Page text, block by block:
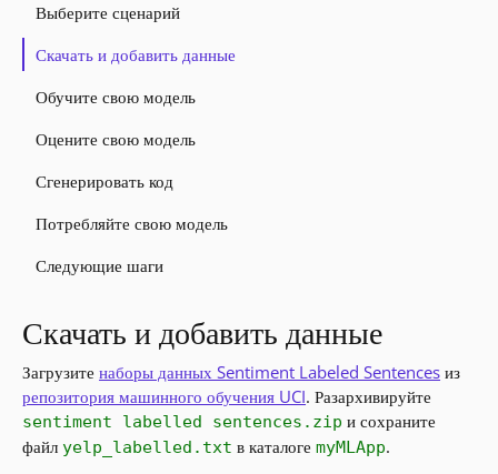
Выберите сценарий
Скачать и добавить данные
Обучите свою модель
Оцените свою модель
Сгенерировать код
Потребляйте свою модель
Следующие шаги
Скачать и добавить данные
Загрузитенаборы данных Sentiment Labeled Sentences из
репозитория машинного обучения UCI. Разархивируйте
sentiment labelled sentences.zip и сохраните
файл yelp_labelled.txt в каталогеmyMLApp.